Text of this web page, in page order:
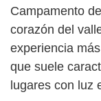
Campamento
corazón del
experiencia
que suele
lugares con luz